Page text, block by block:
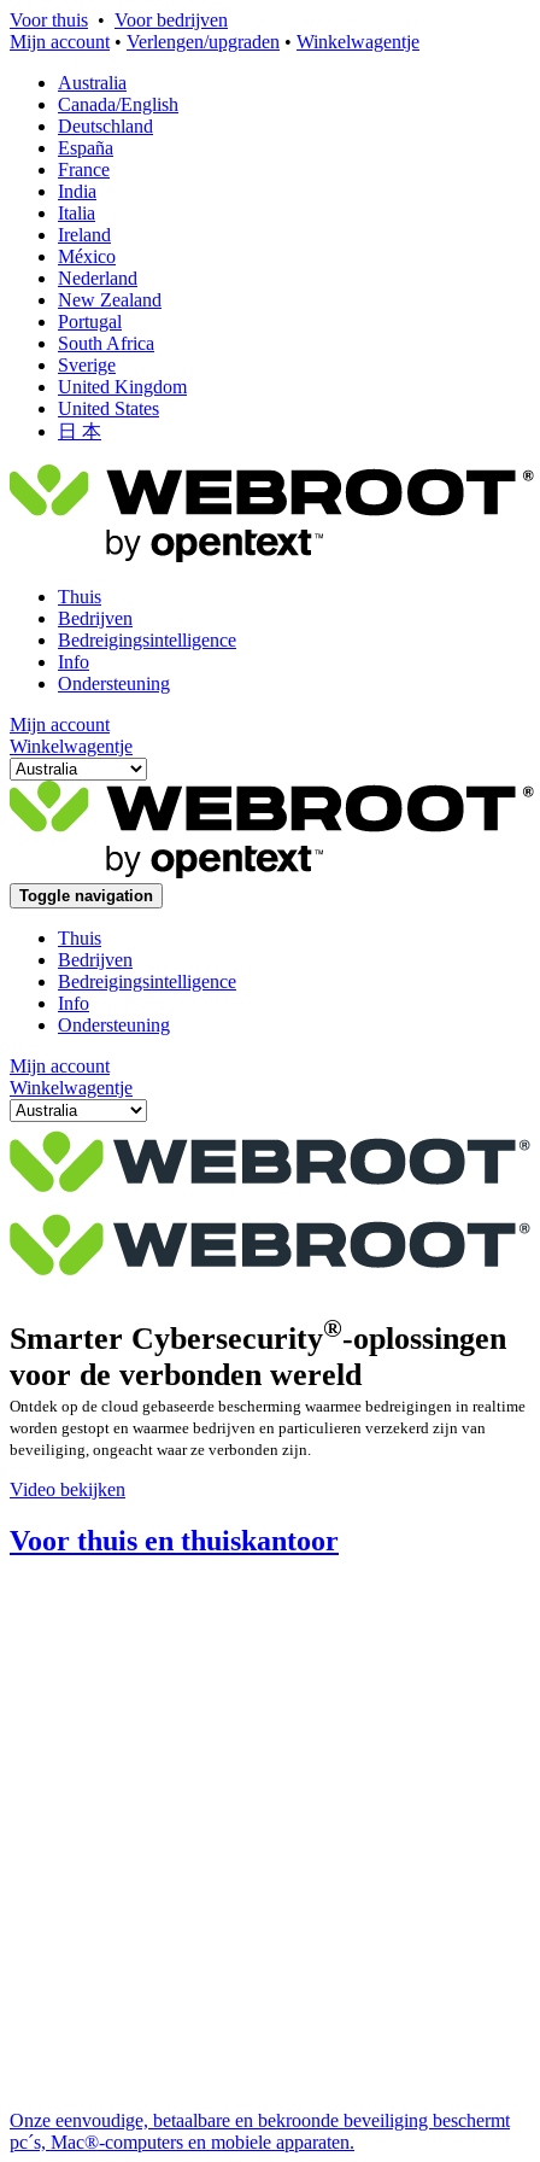
Voor thuis • Voor bedrijven
Mijn account • Verlengen/upgraden • Winkelwagentje
Australia
Canada/English
Deutschland
España
France
India
Italia
Ireland
México
Nederland
New Zealand
Portugal
South Africa
Sverige
United Kingdom
United States
日 本
Thuis
Bedrijven
Bedreigingsintelligence
Info
Ondersteuning
Mijn account
Winkelwagentje
Toggle navigation
Thuis
Bedrijven
Bedreigingsintelligence
Info
Ondersteuning
Mijn account
Winkelwagentje
Smarter Cybersecurity®-oplossingen
voor de verbonden wereld
Ontdek op de cloud gebaseerde bescherming waarmee bedreigingen in realtime
worden gestopt en waarmee bedrijven en particulieren verzekerd zijn van
beveiliging, ongeacht waar ze verbonden zijn.
Video bekijken
Voor thuis en thuiskantoor
Onze eenvoudige, betaalbare en bekroonde beveiliging beschermt
pc´s, Mac®-computers en mobiele apparaten.